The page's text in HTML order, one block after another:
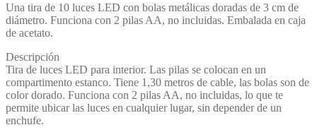
Una tira de 10 luces LED con bolas metálicas doradas de 3 cm de
diámetro. Funciona con 2 pilas AA, no incluidas. Embalada en caja
de acetato.
Descripción
Tira de luces LED para interior. Las pilas se colocan en un
compartimento estanco. Tiene 1,30 metros de cable, las bolas son de
color dorado. Funciona con 2 pilas AA, no incluidas, lo que te
permite ubicar las luces en cualquier lugar, sin depender de un
enchufe.